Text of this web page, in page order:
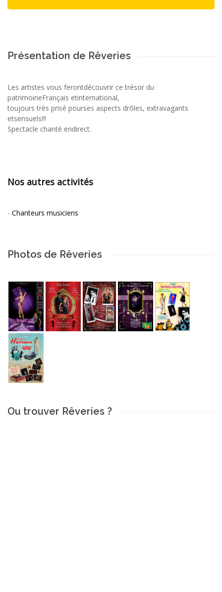
Présentation de Rêveries
Les artistes vous ferontdécouvrir ce trésor du
patrimoineFrançais etinternational,
toujours très prisé pourses aspects drôles, extravagants
etsensuels!!!
Spectacle chanté endirect.
Nos autres activités
- Chanteurs musiciens
Photos de Rêveries
Ou trouver Rêveries ?